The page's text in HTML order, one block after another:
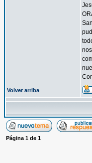
Volver arriba
Página 1 de 1